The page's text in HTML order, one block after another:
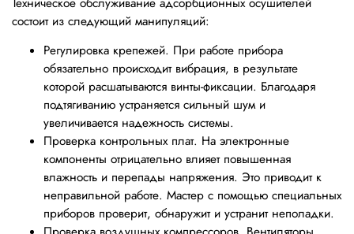
Техническое обслуживание адсорбционных осушителей
состоит из следующий манипуляций:
Регулировка крепежей. При работе прибора
обязательно происходит вибрация, в результате
которой расшатываются винты-фиксации. Благодаря
подтягиванию устраняется сильный шум и
увеличивается надежность системы.
Проверка контрольных плат. На электронные
компоненты отрицательно влияет повышенная
влажность и перепады напряжения. Это приводит к
неправильной работе. Мастер с помощью специальных
приборов проверит, обнаружит и устранит неполадки.